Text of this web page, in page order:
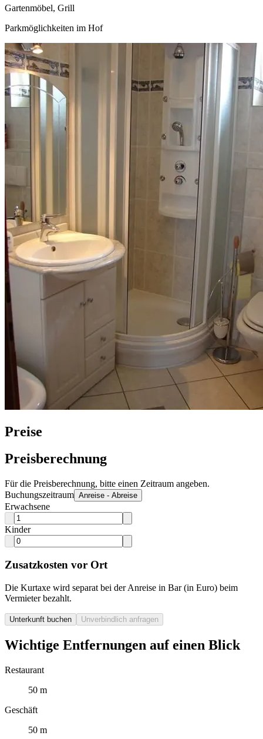
Gartenmöbel, Grill
Parkmöglichkeiten im Hof
Preise
Preisberechnung
Für die Preisberechnung, bitte einen Zeitraum angeben.
Buchungszeitraum Anreise - Abreise
Erwachsene
Kinder
Zusatzkosten vor Ort
Die Kurtaxe wird separat bei der Anreise in Bar (in Euro) beim
Vermieter bezahlt.
Unterkunft buchen Unverbindlich anfragen
Wichtige Entfernungen auf einen Blick
Restaurant
50 m
Geschäft
50 m